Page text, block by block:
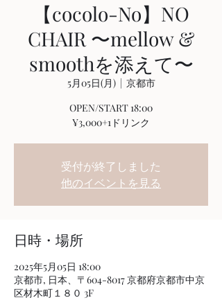
【cocolo-No】NO
CHAIR 〜mellow &
smoothを添えて〜
5月05日(月)
  |
京都市
OPEN/START 18:00
¥3,000+1ドリンク
受付が終了しました
他のイベントを見る
日時・場所
2025年5月05日 18:00
京都市, 日本、〒604-8017 京都府京都市中京
区材木町１８０ 3F